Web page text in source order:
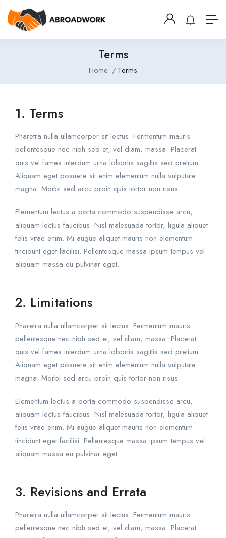
Terms
Home Terms
1. Terms
Pharetra nulla ullamcorper sit lectus. Fermentum mauris
pellentesque nec nibh sed et, vel diam, massa. Placerat
quis vel fames interdum urna lobortis sagittis sed pretium.
Aliquam eget posuere sit enim elementum nulla vulputate
magna. Morbi sed arcu proin quis tortor non risus.
Elementum lectus a porta commodo suspendisse arcu,
aliquam lectus faucibus. Nisl malesuada tortor, ligula aliquet
felis vitae enim. Mi augue aliquet mauris non elementum
tincidunt eget facilisi. Pellentesque massa ipsum tempus vel
aliquam massa eu pulvinar eget.
2. Limitations
Pharetra nulla ullamcorper sit lectus. Fermentum mauris
pellentesque nec nibh sed et, vel diam, massa. Placerat
quis vel fames interdum urna lobortis sagittis sed pretium.
Aliquam eget posuere sit enim elementum nulla vulputate
magna. Morbi sed arcu proin quis tortor non risus.
Elementum lectus a porta commodo suspendisse arcu,
aliquam lectus faucibus. Nisl malesuada tortor, ligula aliquet
felis vitae enim. Mi augue aliquet mauris non elementum
tincidunt eget facilisi. Pellentesque massa ipsum tempus vel
aliquam massa eu pulvinar eget.
3. Revisions and Errata
Pharetra nulla ullamcorper sit lectus. Fermentum mauris
pellentesque nec nibh sed et, vel diam, massa. Placerat